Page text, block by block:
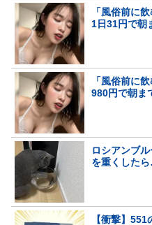
「風俗前に
1日31円で朝
「風俗前に
980円で朝ま
ロシアンブ
を重くした
【衝撃】